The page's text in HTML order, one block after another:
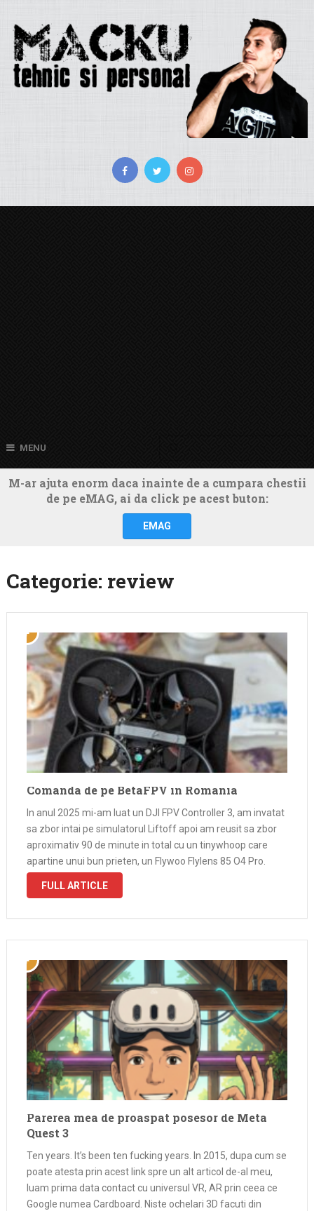
MENU
M-ar ajuta enorm daca inainte de a cumpara chestii
de pe eMAG, ai da click pe acest buton:
EMAG
Categorie: review
Comanda de pe BetaFPV in Romania
In anul 2025 mi-am luat un DJI FPV Controller 3, am invatat
sa zbor intai pe simulatorul Liftoff apoi am reusit sa zbor
aproximativ 90 de minute in total cu un tinywhoop care
apartine unui bun prieten, un Flywoo Flylens 85 O4 Pro.
Initial era si …
FULL ARTICLE
Parerea mea de proaspat posesor de Meta
Quest 3
Ten years. It’s been ten fucking years. In 2015, dupa cum se
poate atesta prin acest link spre un alt articol de-al meu,
luam prima data contact cu universul VR, AR prin ceea ce
Google numea Cardboard. Niste ochelari 3D facuti din